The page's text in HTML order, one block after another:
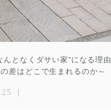
んとなくダサい家”になる理由
差はどこで生まれるのか～